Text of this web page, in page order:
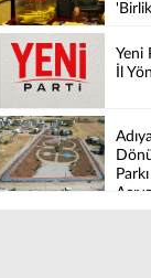
Yeni
İl